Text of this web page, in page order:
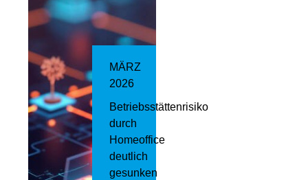
MÄRZ
2026
Betriebsstättenrisiko
durch
Homeoffice
deutlich
gesunken